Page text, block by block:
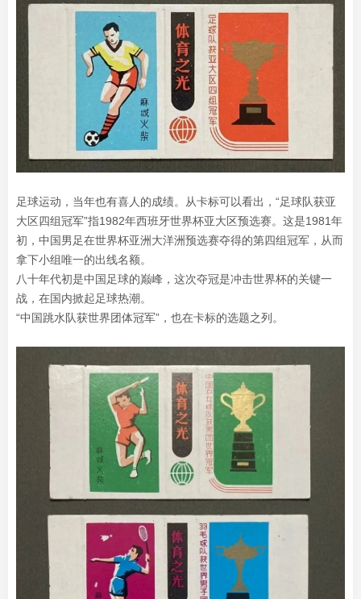
足球运动，当年也有喜人的成绩。从卡标可以看出，“足球队获亚
大区四组冠军”指1982年西班牙世界杯亚大区预选赛。这是1981年
初，中国男足在世界杯亚洲大洋洲预选赛夺得的第四组冠军，从而
拿下小组唯一的出线名额。
八十年代初是中国足球的巅峰，这次夺冠是冲击世界杯的关键一
战，在国内掀起足球热潮。
“中国跳水队获世界团体冠军”，也在卡标的选题之列。